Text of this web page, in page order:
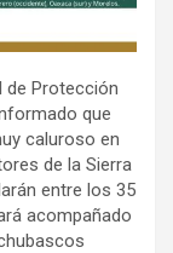
de Protección
que
caluroso en
de la Sierra
entre los 35
acompañado